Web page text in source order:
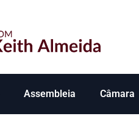
Assembleia Câmara